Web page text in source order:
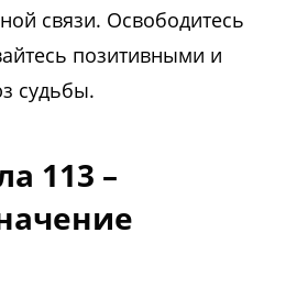
связи. Освободитесь
позитивными и
судьбы.
113 –